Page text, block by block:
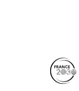
les